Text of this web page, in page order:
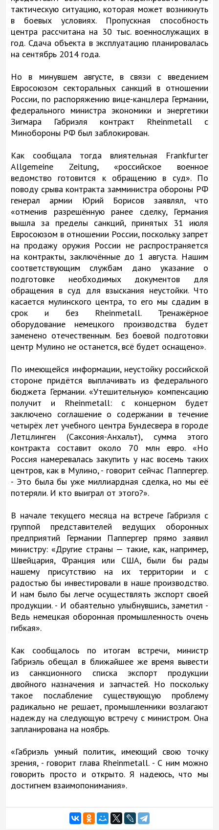
тактическую ситуацию, которая может возникнуть
в боевых условиях. Пропускная способность
центра рассчитана на 30 тыс. военнослужащих в
год. Сдача объекта в эксплуатацию планировалась
на сентябрь 2014 года.
Но в минувшем августе, в связи с введением
Евросоюзом секторальных санкций в отношении
России, по распоряжению вице-канцлера Германии,
федерального министра экономики и энергетики
Зигмара Габриэля контракт Rheinmetall с
Минобороны РФ был заблокирован.
Как сообщала тогда влиятельная Frankfurter
Allgemeine Zeitung, «российское военное
ведомство готовится к обращению в суд». По
поводу срыва контракта замминистра обороны РФ
генерал армии Юрий Борисов заявлял, что
«отменив разрешённую ранее сделку, Германия
вышла за пределы санкций, принятых 31 июля
Евросоюзом в отношении России, поскольку запрет
на продажу оружия России не распространяется
на контракты, заключённые до 1 августа. Нашим
соответствующим службам дано указание о
подготовке необходимых документов для
обращения в суд для взыскания неустойки. Что
касается мулинского центра, то его мы сдадим в
срок и без Rheinmetall. Тренажёрное
оборудование немецкого производства будет
заменено отечественным. Без боевой подготовки
центр Мулино не останется, всё будет оснащено».
По имеющейся информации, неустойку российской
стороне придётся выплачивать из федерального
бюджета Германии. «Утешительную» компенсацию
получит и Rheinmetall: с концерном будет
заключено соглашение о содержании в течение
четырёх лет учебного центра Бундесвера в городе
Летцлинген (Саксония-Анхальт), сумма этого
контракта составит около 70 млн евро. «Но
Россия намеревалась закупить у нас восемь таких
центров, как в Мулино, - говорит сейчас Паппергер.
- Это была бы уже миллиардная сделка, но мы её
потеряли. И кто выиграл от этого?».
В начале текущего месяца на встрече Габриэля с
группой представителей ведущих оборонных
предприятий Германии Паппергер прямо заявил
министру: «Другие страны — такие, как, например,
Швейцария, Франция или США, были бы рады
нашему присутствию на их территории и с
радостью бы инвестировали в наше производство.
И нам было бы легче осуществлять экспорт своей
продукции. - И обаятельно улыбнувшись, заметил -
Ведь немецкая оборонная промышленность очень
гибкая».
Как сообщалось по итогам встречи, министр
Габриэль обещал в ближайшее же время вывести
из санкционного списка экспорт продукции
двойного назначения и запчастей. Но поскольку
такое послабление существующую проблему
радикально не решает, промышленники возлагают
надежду на следующую встречу с министром. Она
запланирована на ноябрь.
«Габриэль умный политик, имеющий свою точку
зрения, - говорит глава Rheinmetall. - С ним можно
говорить просто и открыто. Я надеюсь, что мы
достигнем взаимопонимания».